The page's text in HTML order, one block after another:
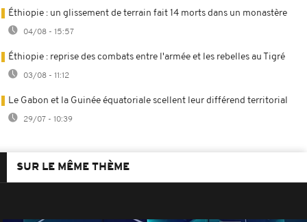
Éthiopie : un glissement de terrain fait 14 morts dans un monastère
04/08 - 15:57
Éthiopie : reprise des combats entre l'armée et les rebelles au Tigré
03/08 - 11:12
Le Gabon et la Guinée équatoriale scellent leur différend territorial
29/07 - 10:39
SUR LE MÊME THÈME